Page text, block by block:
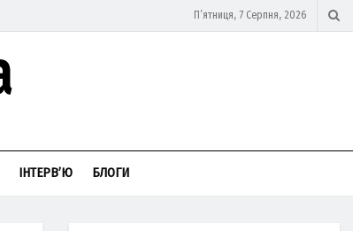
П’ятниця, 7 Серпня, 2026
ІНТЕРВ’Ю БЛОГИ